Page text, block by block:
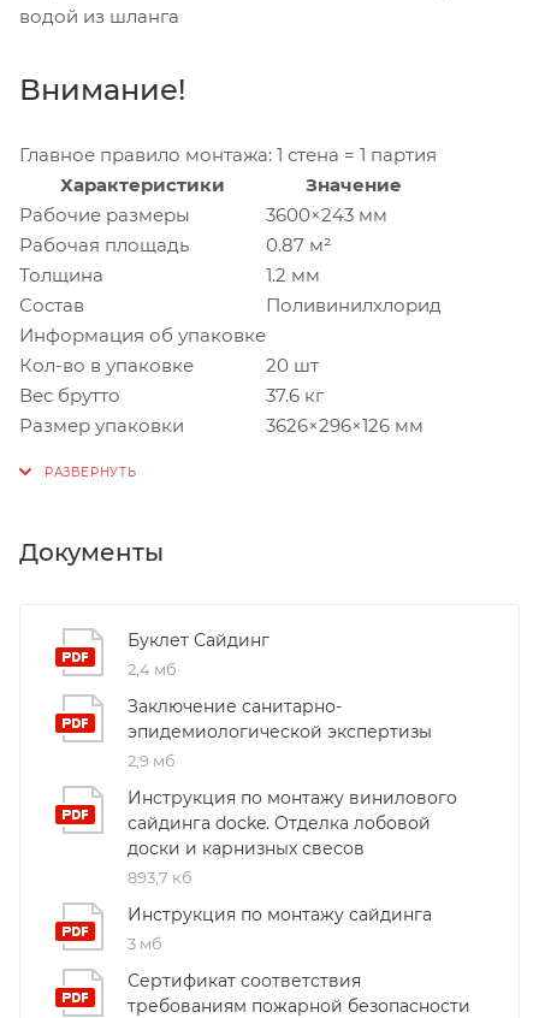
водой из шланга
Внимание!
Главное правило монтажа: 1 стена = 1 партия
Характеристики
Значение
Рабочие размеры
3600×243 мм
Рабочая площадь
0.87 м²
Толщина
1.2 мм
Состав
Поливинилхлорид
Информация об упаковке
Кол-во в упаковке
20 шт
Вес брутто
37.6 кг
Размер упаковки
3626×296×126 мм
Документы
Буклет Сайдинг
2,4 мб
Заключение санитарно-
эпидемиологической экспертизы
2,9 мб
Инструкция по монтажу винилового
сайдинга docke. Отделка лобовой
доски и карнизных свесов
893,7 кб
Инструкция по монтажу сайдинга
3 мб
Сертификат соответствия
требованиям пожарной безопасности